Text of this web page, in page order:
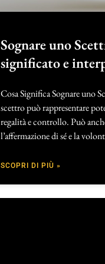
Sognare uno
significato e
Cosa Significa Sognare uno
scettro può rappresentare
regalità e controllo. Può
l’affermazione di sé e la
SCOPRI DI PIÙ »